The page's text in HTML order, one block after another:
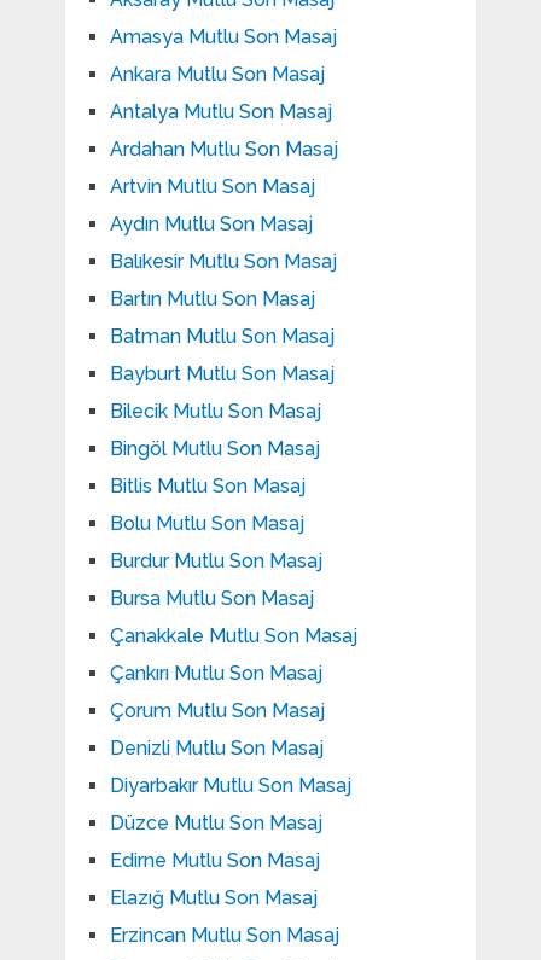
Amasya Mutlu Son Masaj
Ankara Mutlu Son Masaj
Antalya Mutlu Son Masaj
Ardahan Mutlu Son Masaj
Artvin Mutlu Son Masaj
Aydın Mutlu Son Masaj
Balıkesir Mutlu Son Masaj
Bartın Mutlu Son Masaj
Batman Mutlu Son Masaj
Bayburt Mutlu Son Masaj
Bilecik Mutlu Son Masaj
Bingöl Mutlu Son Masaj
Bitlis Mutlu Son Masaj
Bolu Mutlu Son Masaj
Burdur Mutlu Son Masaj
Bursa Mutlu Son Masaj
Çanakkale Mutlu Son Masaj
Çankırı Mutlu Son Masaj
Çorum Mutlu Son Masaj
Denizli Mutlu Son Masaj
Diyarbakır Mutlu Son Masaj
Düzce Mutlu Son Masaj
Edirne Mutlu Son Masaj
Elazığ Mutlu Son Masaj
Erzincan Mutlu Son Masaj